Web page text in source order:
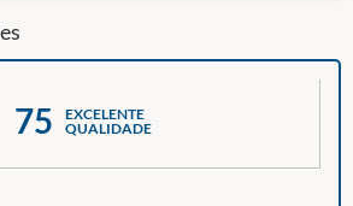
75
EXCELENTE
QUALIDADE